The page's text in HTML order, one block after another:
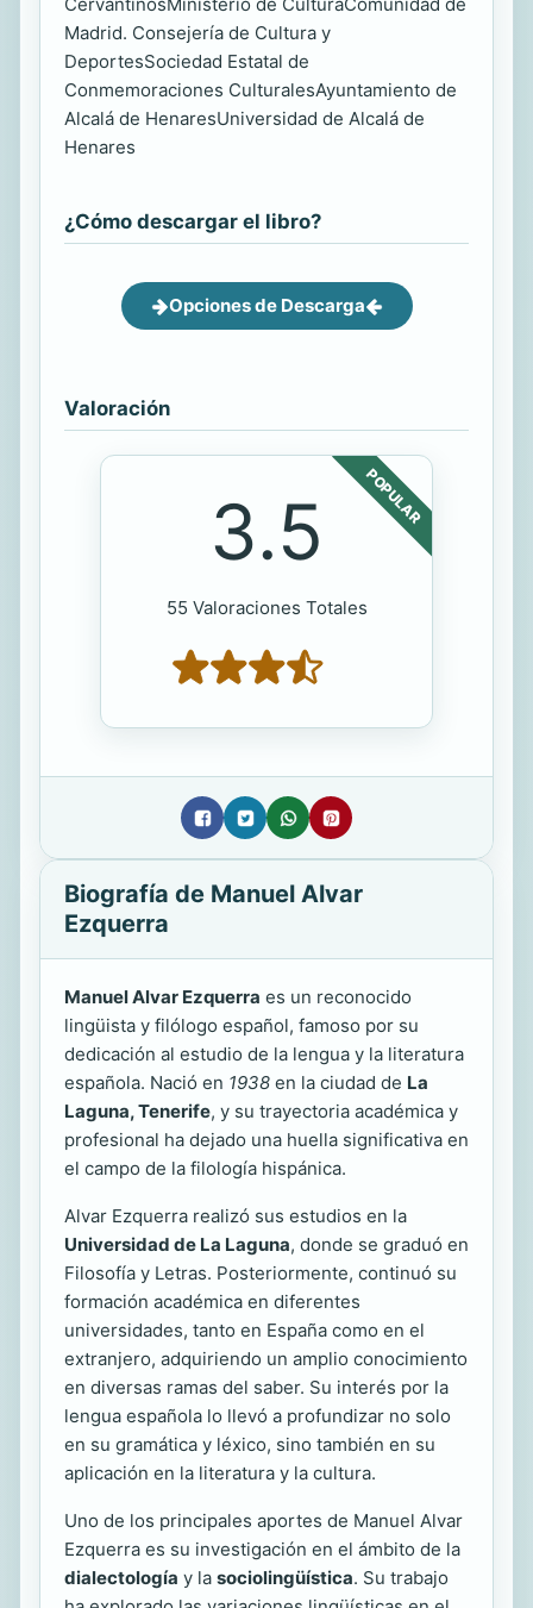
CervantinosMinisterio de CulturaComunidad de
Madrid. Consejería de Cultura y
DeportesSociedad Estatal de
Conmemoraciones CulturalesAyuntamiento de
Alcalá de HenaresUniversidad de Alcalá de
Henares
¿Cómo descargar el libro?
Opciones de Descarga
Valoración
POPULAR
3.5
55 Valoraciones Totales
Biografía de Manuel Alvar
Ezquerra
Manuel Alvar Ezquerra es un reconocido
lingüista y filólogo español, famoso por su
dedicación al estudio de la lengua y la literatura
española. Nació en 1938 en la ciudad de La
Laguna, Tenerife, y su trayectoria académica y
profesional ha dejado una huella significativa en
el campo de la filología hispánica.
Alvar Ezquerra realizó sus estudios en la
Universidad de La Laguna, donde se graduó en
Filosofía y Letras. Posteriormente, continuó su
formación académica en diferentes
universidades, tanto en España como en el
extranjero, adquiriendo un amplio conocimiento
en diversas ramas del saber. Su interés por la
lengua española lo llevó a profundizar no solo
en su gramática y léxico, sino también en su
aplicación en la literatura y la cultura.
Uno de los principales aportes de Manuel Alvar
Ezquerra es su investigación en el ámbito de la
dialectología y la sociolingüística. Su trabajo